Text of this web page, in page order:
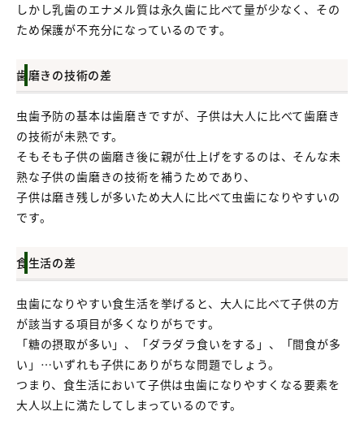
しかし乳歯のエナメル質は永久歯に比べて量が少なく、その
ため保護が不充分になっているのです。
歯磨きの技術の差
虫歯予防の基本は歯磨きですが、子供は大人に比べて歯磨き
の技術が未熟です。
そもそも子供の歯磨き後に親が仕上げをするのは、そんな未
熟な子供の歯磨きの技術を補うためであり、
子供は磨き残しが多いため大人に比べて虫歯になりやすいの
です。
食生活の差
虫歯になりやすい食生活を挙げると、大人に比べて子供の方
が該当する項目が多くなりがちです。
「糖の摂取が多い」、「ダラダラ食いをする」、「間食が多
い」…いずれも子供にありがちな問題でしょう。
つまり、食生活において子供は虫歯になりやすくなる要素を
大人以上に満たしてしまっているのです。